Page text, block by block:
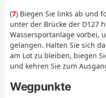
(7) Biegen Sie links ab und
unter der Brücke der D127
Wassersportanlage vorbei,
gelangen. Halten Sie sich
am Lot zu bleiben, biegen
und kehren Sie zum
Wegpunkte